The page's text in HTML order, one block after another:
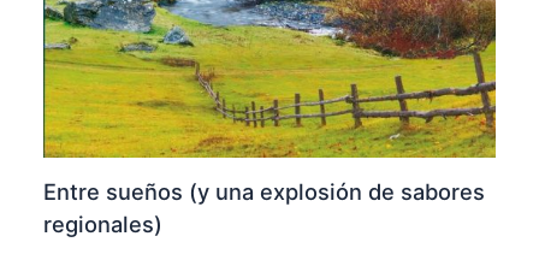
Entre sueños (y una explosión de sabores
regionales)